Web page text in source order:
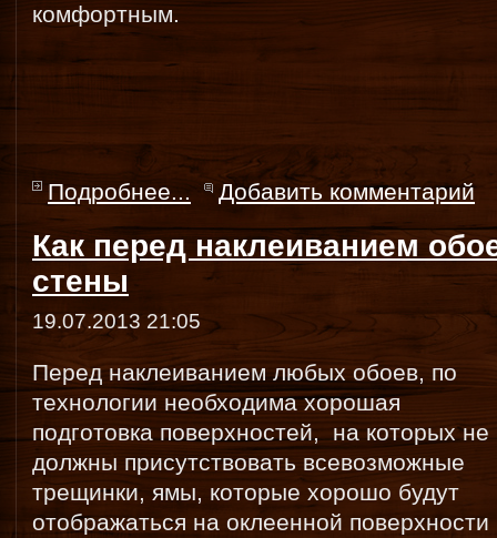
комфортным.
Подробнее... Добавить комментарий
Как перед наклеиванием
стены
19.07.2013 21:05
Перед наклеиванием любых обоев, по
технологии необходима хорошая
подготовка поверхностей, на которых не
должны присутствовать всевозможные
трещинки, ямы, которые хорошо будут
отображаться на оклеенной поверхности